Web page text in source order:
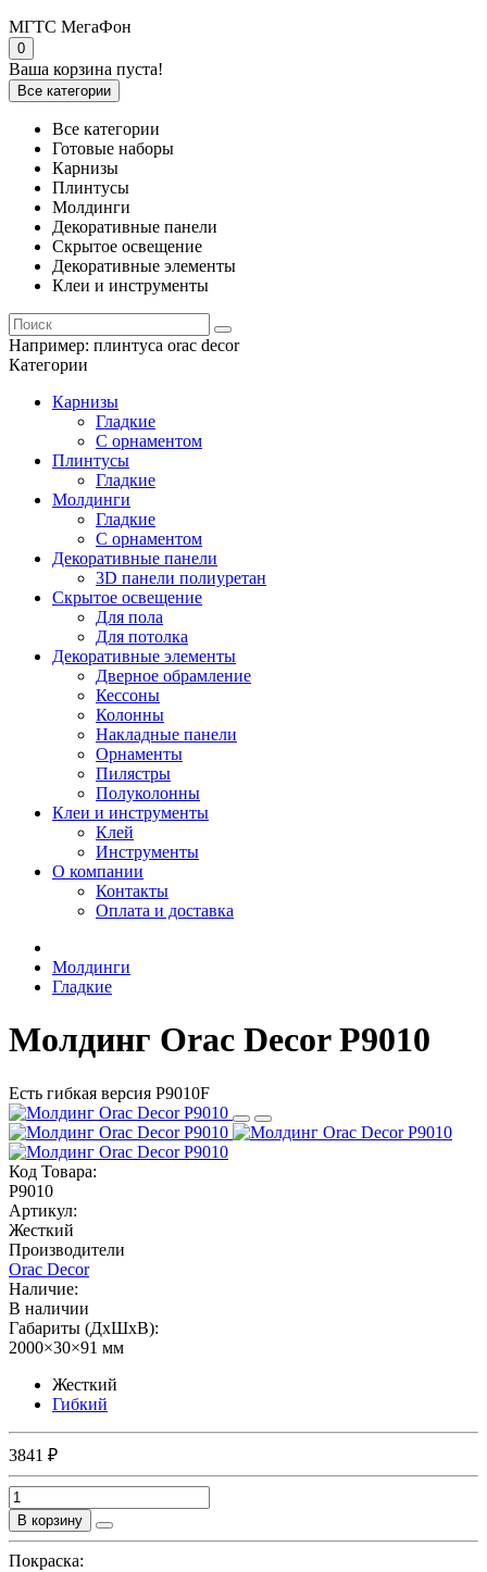
МГТС МегаФон
0
Ваша корзина пуста!
Все категории
Все категории
Готовые наборы
Карнизы
Плинтусы
Молдинги
Декоративные панели
Скрытое освещение
Декоративные элементы
Клеи и инструменты
Например: плинтуса orac decor
Категории
Карнизы
Гладкие
С орнаментом
Плинтусы
Гладкие
Молдинги
Гладкие
С орнаментом
Декоративные панели
3D панели полиуретан
Скрытое освещение
Для пола
Для потолка
Декоративные элементы
Дверное обрамление
Кессоны
Колонны
Накладные панели
Орнаменты
Пилястры
Полуколонны
Клеи и инструменты
Клей
Инструменты
О компании
Контакты
Оплата и доставка
Молдинги
Гладкие
Молдинг Orac Decor P9010
Есть гибкая версия P9010F
Код Товара:
P9010
Артикул:
Жесткий
Производители
Orac Decor
Наличие:
В наличии
Габариты (ДхШхВ):
2000×30×91 мм
Жесткий
Гибкий
3841 ₽
В корзину
Покраска: